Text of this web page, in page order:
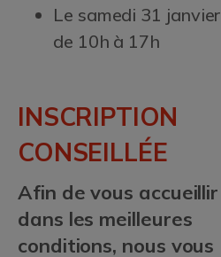
Le samedi 31 janvier
de 10h à 17h
INSCRIPTION
CONSEILLÉE
Afin de vous accueillir
dans les meilleures
conditions, nous vous